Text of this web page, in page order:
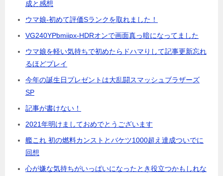
成と感想
ウマ娘-初めて評価Sランクを取れました！
VG240YPbmiipx-HDRオンで画面真っ暗になってました
ウマ娘を軽い気持ちで初めたらドハマりして記事更新忘れ
るほどプレイ
今年の誕生日プレゼントは大乱闘スマッシュブラザーズ
SP
記事が書けない！
2021年明けましておめでとうございます
艦これ 初の燃料カンストとバケツ1000超え達成ついでに
回想
心が嫌な気持ちがいっぱいになったとき役立つかもしれな